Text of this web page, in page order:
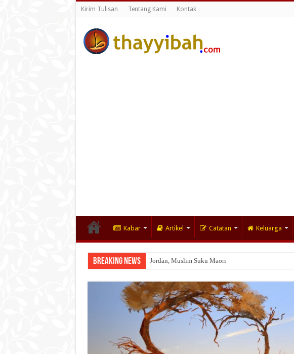
Kirim Tulisan Tentang Kami Kontak
Kabar Artikel Catatan Keluarga
Breaking News Jordan, Muslim Suku Maori
Wakaf Emas Muktamar